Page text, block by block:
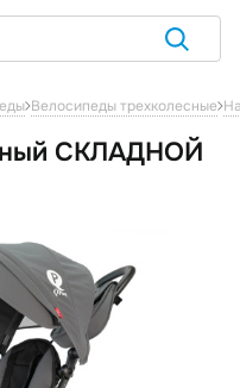
Велосипеды трехколесные
СКЛАДНОЙ